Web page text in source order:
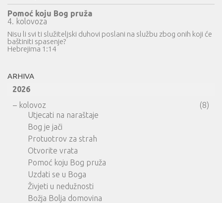
Pomoć koju Bog pruža
4. kolovoza
Nisu li svi ti služiteljski duhovi poslani na službu zbog onih koji će
baštiniti spasenje?
Hebrejima 1:14
ARHIVA
2026
– kolovoz
(8)
Utjecati na naraštaje
Bog je jači
Protuotrov za strah
Otvorite vrata
Pomoć koju Bog pruža
Uzdati se u Boga
Živjeti u nedužnosti
Božja Bolja domovina